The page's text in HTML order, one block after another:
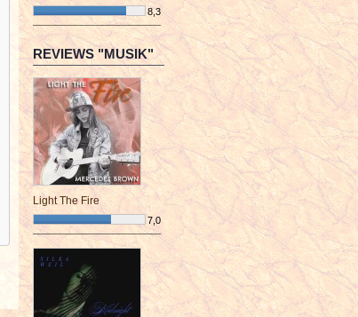
8,3
¯¯¯¯¯¯¯¯¯¯¯¯¯¯¯¯¯¯¯¯¯¯¯¯
REVIEWS "MUSIK"
Light The Fire
7,0
¯¯¯¯¯¯¯¯¯¯¯¯¯¯¯¯¯¯¯¯¯¯¯¯